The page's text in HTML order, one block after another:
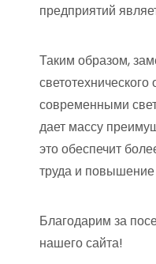
предприятий
Таким образом,
современными
дает массу
это обеспечит
труда и повышение
Благодарим за
нашего сайта!